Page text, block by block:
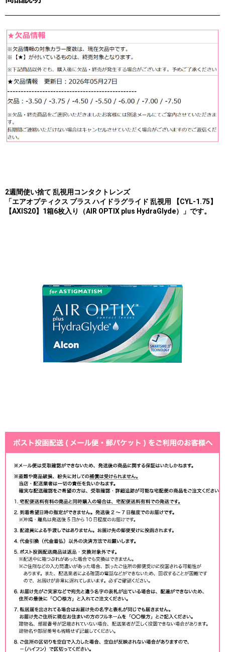
2週間使い捨て 乱視用コンタクトレンズ
「エアオプティクス プラス ハイドラグライド 乱視用 【CYL-1.75】
【AXIS20】1箱6枚入り（AIR OPTIX plus HydraGlyde）」です。